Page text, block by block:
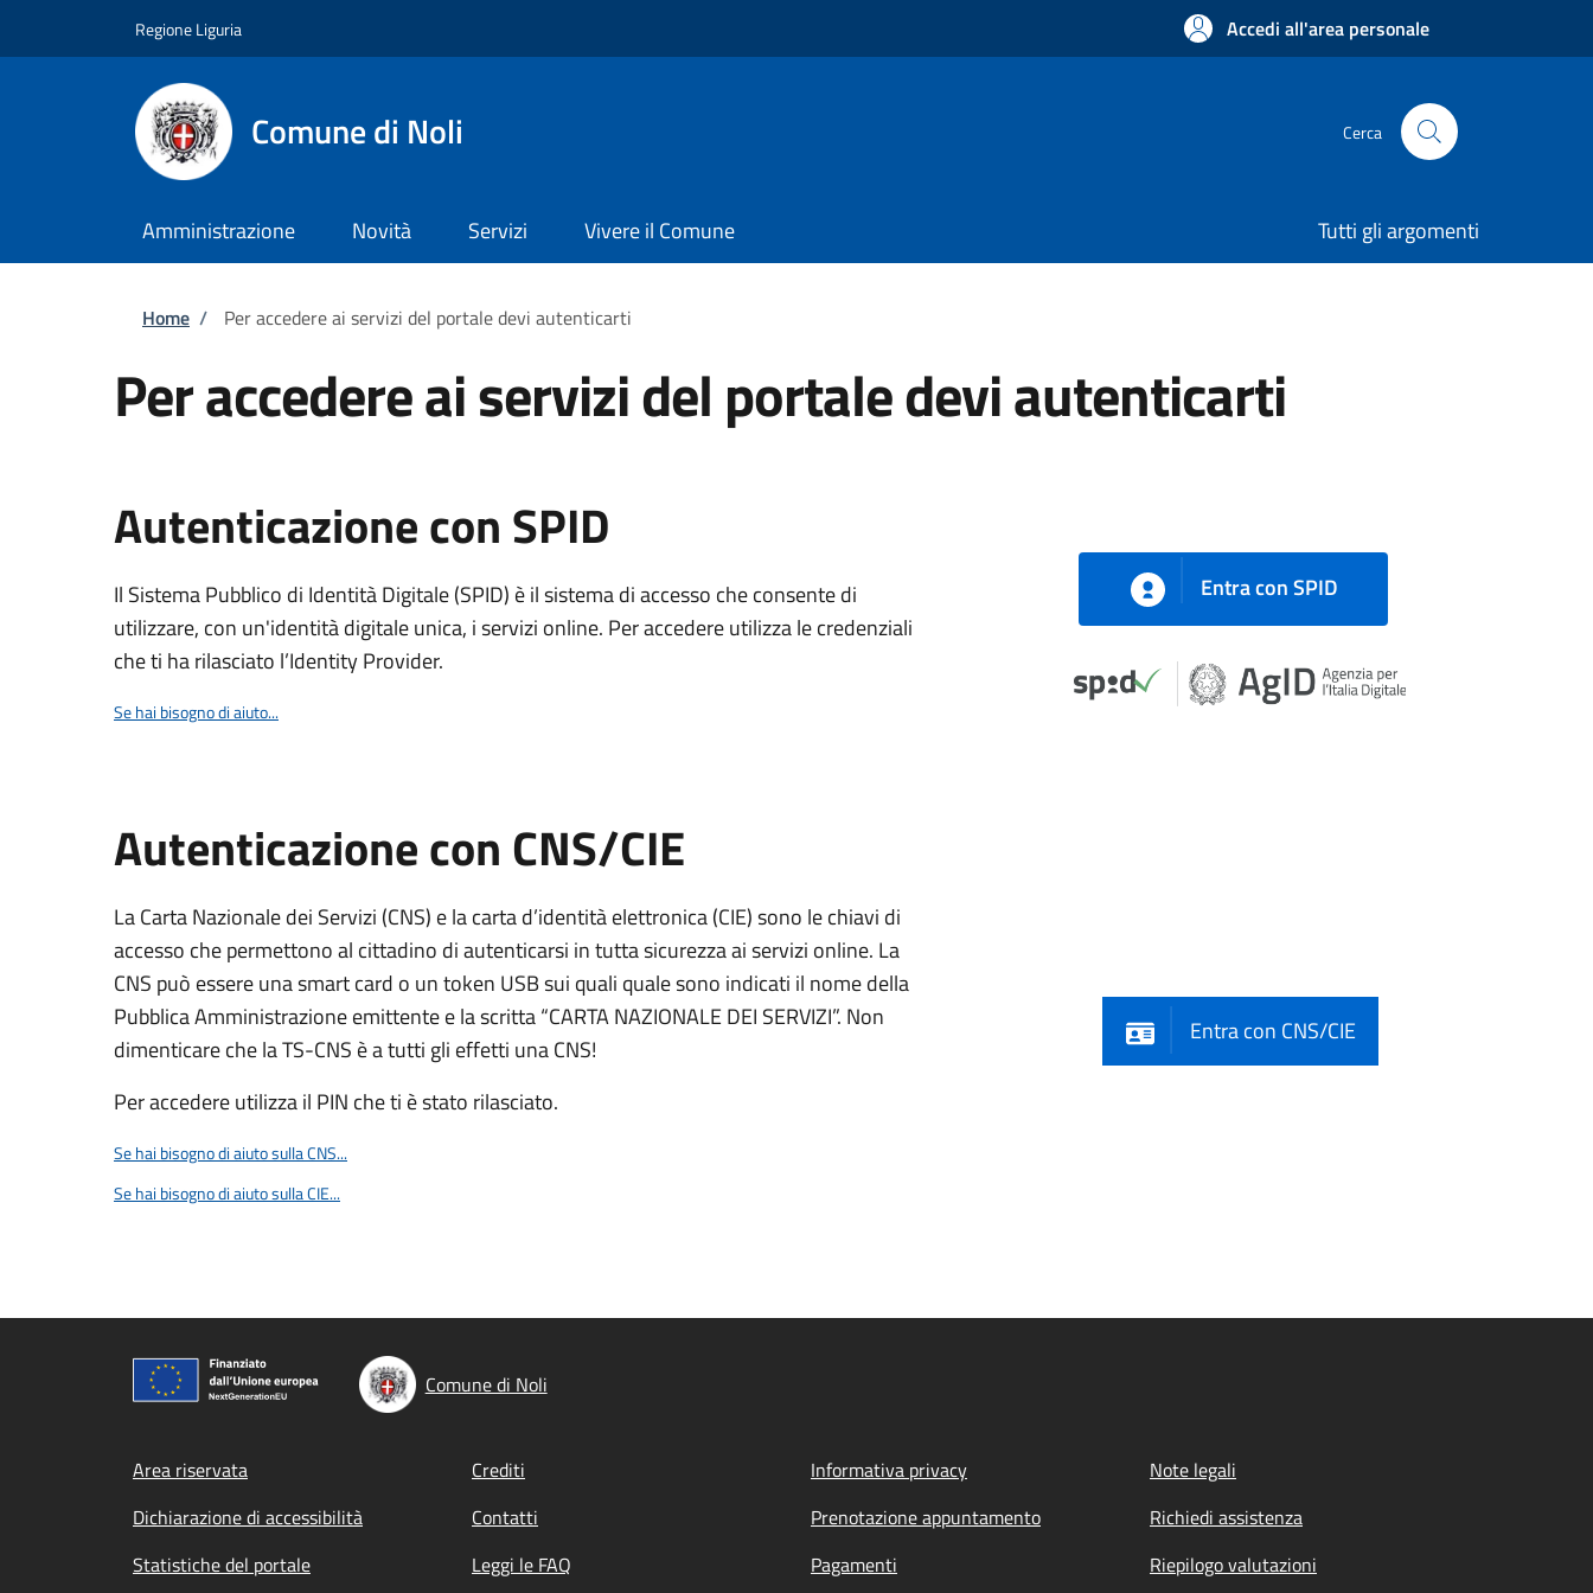
Regione Liguria Accedi all'area personale
Comune di Noli Cerca
Amministrazione Novità Servizi Vivere il Comune Tutti gli argomenti
Briciole di pane
Home / Per accedere ai servizi del portale devi autenticarti
Per accedere ai servizi del portale devi autenticarti
Autenticazione con SPID
Il Sistema Pubblico di Identità Digitale (SPID) è il sistema di accesso che consente di
utilizzare, con un'identità digitale unica, i servizi online. Per accedere utilizza le credenziali
che ti ha rilasciato l’Identity Provider.
Se hai bisogno di aiuto...
Entra con SPID
Autenticazione con CNS/CIE
La Carta Nazionale dei Servizi (CNS) e la carta d’identità elettronica (CIE) sono le chiavi di
accesso che permettono al cittadino di autenticarsi in tutta sicurezza ai servizi online. La
CNS può essere una smart card o un token USB sui quali quale sono indicati il nome della
Pubblica Amministrazione emittente e la scritta “CARTA NAZIONALE DEI SERVIZI”. Non
dimenticare che la TS-CNS è a tutti gli effetti una CNS!
Per accedere utilizza il PIN che ti è stato rilasciato.
Se hai bisogno di aiuto sulla CNS...
Se hai bisogno di aiuto sulla CIE...
Entra con CNS/CIE
Comune di Noli
Footer menu
Area riservata Crediti Informativa privacy
Note legali
Dichiarazione di accessibilità
Contatti Prenotazione appuntamento
Richiedi assistenza
Statistiche del portale
Leggi le FAQ Pagamenti Riepilogo valutazioni